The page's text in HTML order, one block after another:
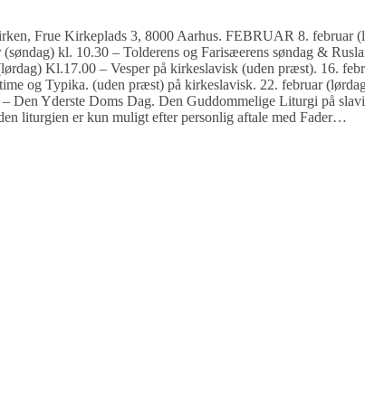
Frue Kirkeplads 3, 8000 Aarhus. FEBRUAR 8. februar
kl. 10.30 – Tolderens og Farisæerens søndag &
Kl.17.00 – Vesper på kirkeslavisk (uden præst). 16.
og Typika. (uden præst) på kirkeslavisk. 22. februar
Den Yderste Doms Dag. Den Guddommelige Liturgi på
liturgien er kun muligt efter personlig aftale med Fader…